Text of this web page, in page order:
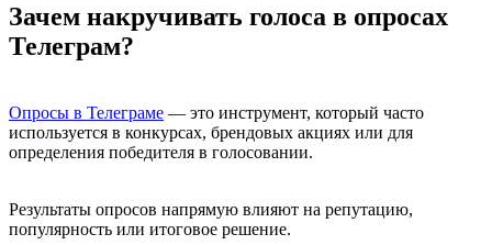
Зачем накручивать голоса в опросах
Телеграм?
Опросы в Телеграме — это инструмент, который часто
используется в конкурсах, брендовых акциях или для
определения победителя в голосовании.
Результаты опросов напрямую влияют на репутацию,
популярность или итоговое решение.